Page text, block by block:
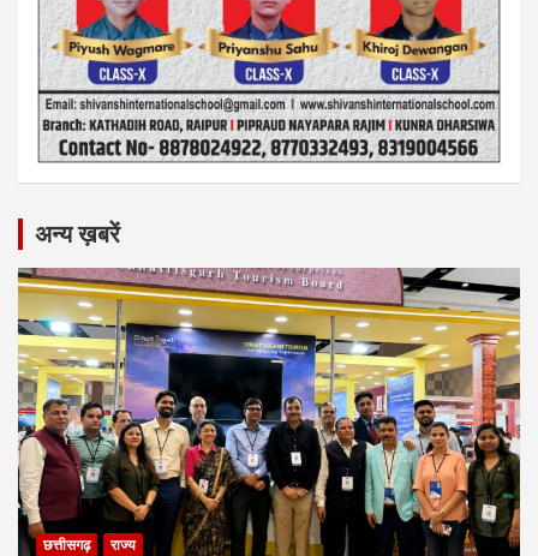
अन्य ख़बरें
छत्तीसगढ़ राज्य